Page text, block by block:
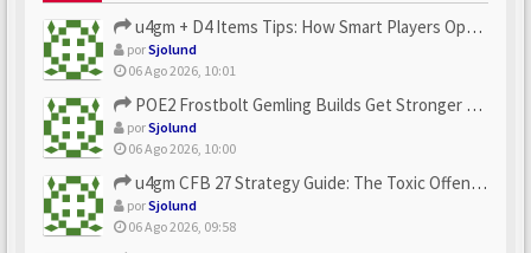
u4gm + D4 Items Tips: How Smart Players Optimize Gear, Build...
porSjolund
06 Ago 2026, 10:01
POE2 Frostbolt Gemling Builds Get Stronger With u4gm’s Ice C...
porSjolund
06 Ago 2026, 10:00
u4gm CFB 27 Strategy Guide: The Toxic Offensive Scheme Your ...
porSjolund
06 Ago 2026, 09:58